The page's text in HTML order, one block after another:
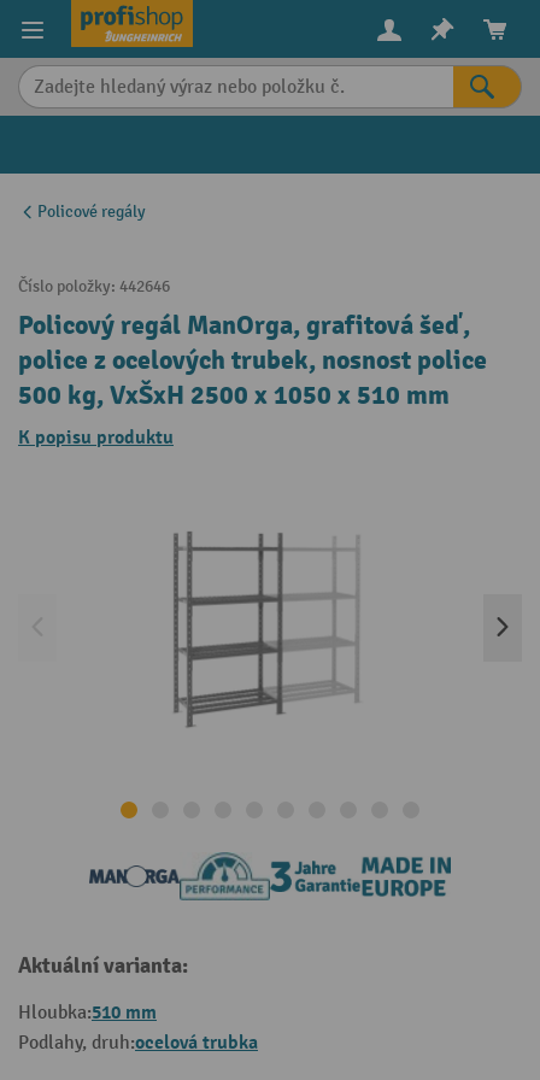
content
Policové regály
Číslo položky: 442646
Policový regál ManOrga, grafitová šeď,
police z ocelových trubek, nosnost police
500 kg, VxŠxH 2500 x 1050 x 510 mm
K popisu produktu
Aktuální varianta:
Hloubka:510 mm
Podlahy, druh:ocelová trubka